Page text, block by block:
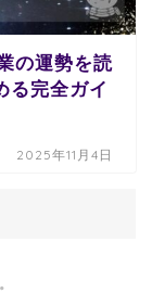
の運勢を読
る完全ガイ
2025年11月4日